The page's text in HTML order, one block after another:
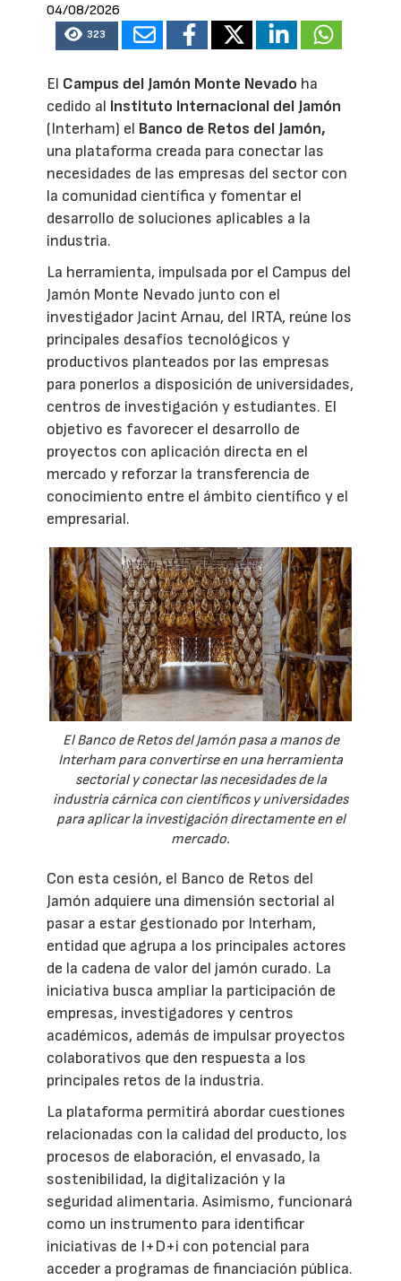
04/08/2026
323
El Campus del Jamón Monte Nevado ha
cedido al Instituto Internacional del Jamón
(Interham) el Banco de Retos del Jamón,
una plataforma creada para conectar las
necesidades de las empresas del sector con
la comunidad científica y fomentar el
desarrollo de soluciones aplicables a la
industria.
La herramienta, impulsada por el Campus del
Jamón Monte Nevado junto con el
investigador Jacint Arnau, del IRTA, reúne los
principales desafíos tecnológicos y
productivos planteados por las empresas
para ponerlos a disposición de universidades,
centros de investigación y estudiantes. El
objetivo es favorecer el desarrollo de
proyectos con aplicación directa en el
mercado y reforzar la transferencia de
conocimiento entre el ámbito científico y el
empresarial.
El Banco de Retos del Jamón pasa a manos de
Interham para convertirse en una herramienta
sectorial y conectar las necesidades de la
industria cárnica con científicos y universidades
para aplicar la investigación directamente en el
mercado.
Con esta cesión, el Banco de Retos del
Jamón adquiere una dimensión sectorial al
pasar a estar gestionado por Interham,
entidad que agrupa a los principales actores
de la cadena de valor del jamón curado. La
iniciativa busca ampliar la participación de
empresas, investigadores y centros
académicos, además de impulsar proyectos
colaborativos que den respuesta a los
principales retos de la industria.
La plataforma permitirá abordar cuestiones
relacionadas con la calidad del producto, los
procesos de elaboración, el envasado, la
sostenibilidad, la digitalización y la
seguridad alimentaria. Asimismo, funcionará
como un instrumento para identificar
iniciativas de I+D+i con potencial para
acceder a programas de financiación pública.